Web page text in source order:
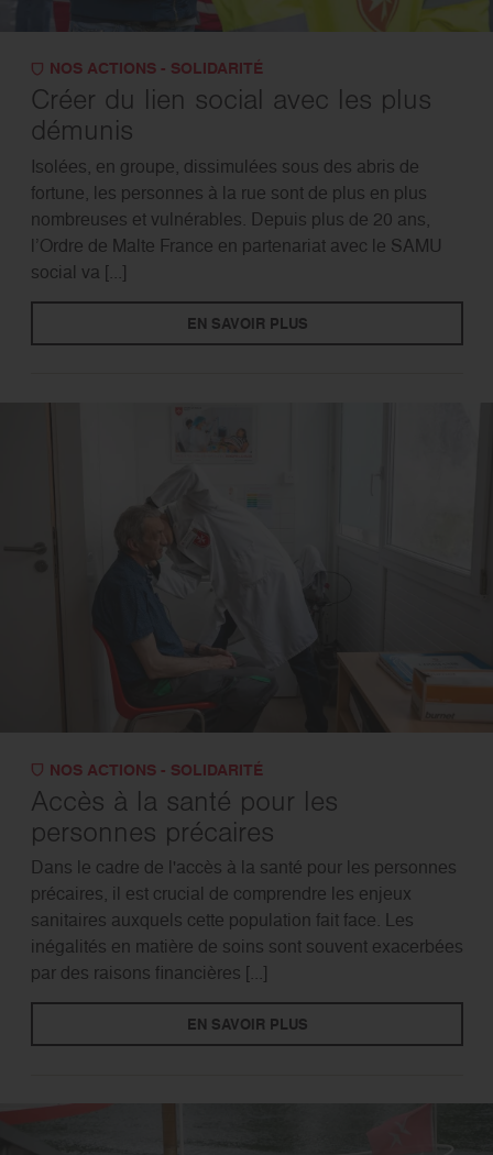
NOS ACTIONS - SOLIDARITÉ
Créer du lien social avec les plus
démunis
Isolées, en groupe, dissimulées sous des abris de
fortune, les personnes à la rue sont de plus en plus
nombreuses et vulnérables. Depuis plus de 20 ans,
l’Ordre de Malte France en partenariat avec le SAMU
social va [...]
EN SAVOIR PLUS
NOS ACTIONS - SOLIDARITÉ
Accès à la santé pour les
personnes précaires
Dans le cadre de l'accès à la santé pour les personnes
précaires, il est crucial de comprendre les enjeux
sanitaires auxquels cette population fait face. Les
inégalités en matière de soins sont souvent exacerbées
par des raisons financières [...]
EN SAVOIR PLUS